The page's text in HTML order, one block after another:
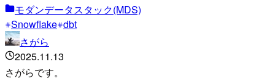
モダンデータスタック(MDS)
Snowflake dbt
さがら
2025.11.13
さがらです。